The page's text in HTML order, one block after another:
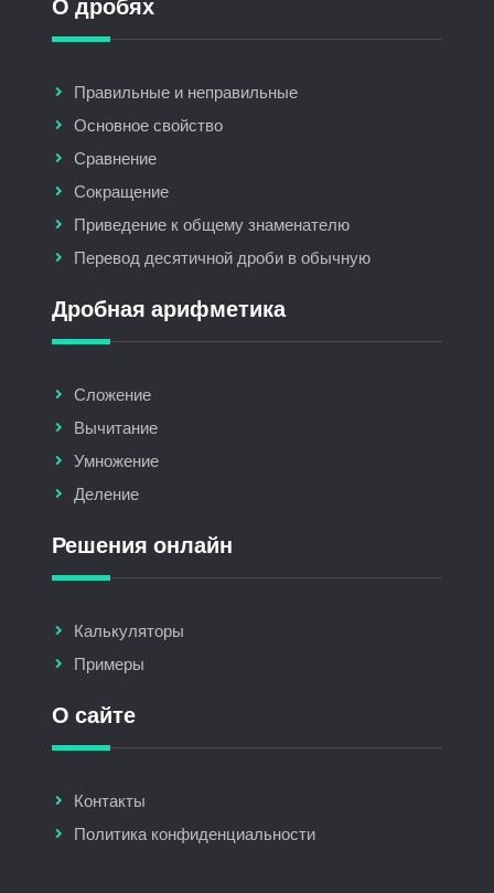
О дробях
Правильные и неправильные
Основное свойство
Сравнение
Сокращение
Приведение к общему знаменателю
Перевод десятичной дроби в обычную
Дробная арифметика
Сложение
Вычитание
Умножение
Деление
Решения онлайн
Калькуляторы
Примеры
О сайте
Контакты
Политика конфиденциальности